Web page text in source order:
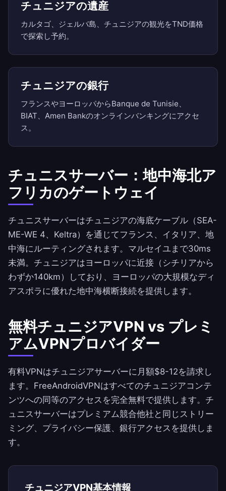
チュニジアの遺産
カルタゴ、ジェルバ島、チュニジアの観光をTND価格
で探索し予約。
チュニジアの銀行
フランスやヨーロッパからBanque de Tunisie、
BIAT、Amen Bankのオンラインバンキングにアクセ
ス。
チュニスサーバー：地中海北ア
フリカのゲートウェイ
チュニスサーバーはチュニジアの海底ケーブル（SEA-
ME-WE 4、Keltra）を通じてフランス、イタリア、地
中海にルーティングされます。マルセイユまで30ms
未満。チュニジアはヨーロッパに近接（シチリアから
わずか140km）しており、ヨーロッパの大規模なディ
アスポラに優れた地中海横断接続を提供します。
無料チュニジアVPN vs プレミ
アムVPNプロバイダー
有料VPNはチュニジアサーバーに月額$8-12を請求し
ます。 FreeAndroidVPNはすべてのチュニジアコンテ
ンツへの同等のアクセスを完全無料で提供します。チ
ュニスサーバーはプレミアム競合他社と同じストリー
ミング、プライバシー保護、銀行アクセスを提供しま
す。
チュニジアVPN基本情報